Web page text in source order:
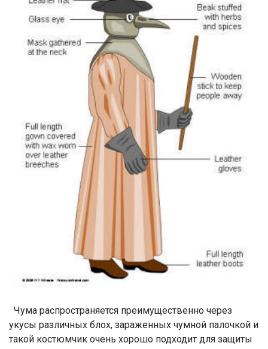
Чума распространяется преимущественно через
укусы различных блох, зараженных чумной палочкой и
такой костюмчик очень хорошо подходит для защиты